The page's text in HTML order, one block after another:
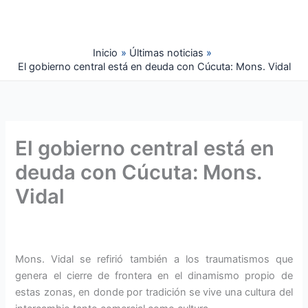
Inicio
Últimas noticias
El gobierno central está en deuda con Cúcuta: Mons. Vidal
El gobierno central está en
deuda con Cúcuta: Mons.
Vidal
Mons. Vidal se refirió también a los traumatismos que
genera el cierre de frontera en el dinamismo propio de
estas zonas, en donde por tradición se vive una cultura del